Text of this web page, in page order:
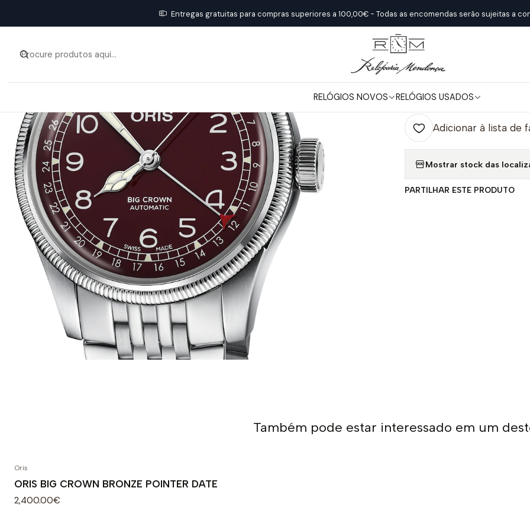
RELÓGIOS NOVOS RELÓGIOS USADOS
Entregas gratuitas para compras superiores a 100,00€ - Todas as encomendas serão sujeitas a
Início Relógios Novos Oris ORIS BIG CROWN POINTER DATE
|
ORIS BIG
Quantidade
Adicionar à lista de
Mostrar stock das
PARTILHAR ESTE PRODUTO
Também pode estar interessado em um
Oris
ORIS BIG CROWN BRONZE POINTER DATE
2,400.00€